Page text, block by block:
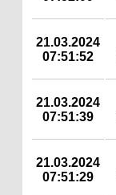
21.03.2024
07:51:52
21.03.2024
07:51:39
21.03.2024
07:51:29